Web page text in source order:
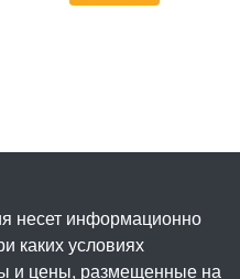
несет информационно
каких условиях
и цены, размещенные на